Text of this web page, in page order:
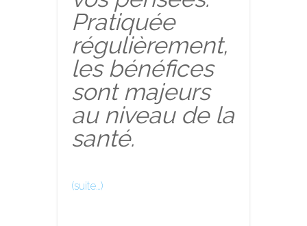
Pratiquée
régulièrement,
les bénéfices
sont majeurs
au niveau de la
santé.
(suite…)